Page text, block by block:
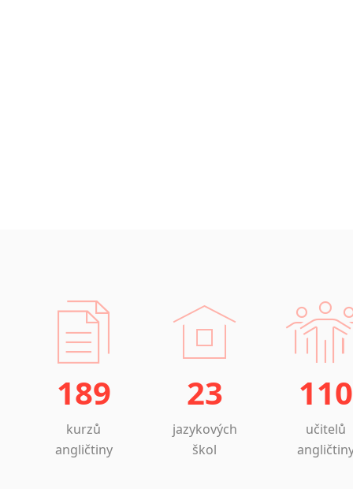
Chorvatština
Indonéština
Irština
Islandština
Japonština
Jidiš
Kašmírština
Katalánština
189
kurzů
angličtiny
23
jazykových
škol
110
učitelů